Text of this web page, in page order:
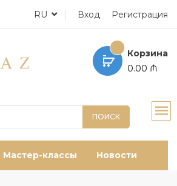
RU Вход Регистрация
Корзина
0.00 ₼
ПОИСК
Мастер-классы Новости